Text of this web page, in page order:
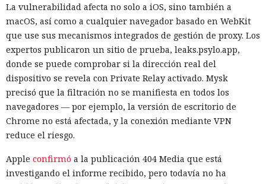
¿Una mujer? Demasiado
atrevido. Las redes neuronales
borraron a las protagonistas de
La vulnerabilidad afecta no solo a iOS, sino también a
macOS, así como a cualquier navegador basado en WebKit
que use sus mecanismos integrados de gestión de proxy. Los
expertos publicaron un sitio de prueba, leaks.psylo.app,
donde se puede comprobar si la dirección real del
dispositivo se revela con Private Relay activado. Mysk
precisó que la filtración no se manifiesta en todos los
navegadores — por ejemplo, la versión de escritorio de
Chrome no está afectada, y la conexión mediante VPN
reduce el riesgo.
Apple confirmó a la publicación 404 Media que está
investigando el informe recibido, pero todavía no ha